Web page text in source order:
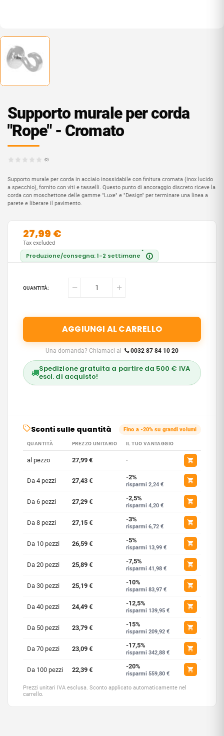
Supporto murale per corda
"Rope" - Cromato
(0)
Supporto murale per corda in acciaio inossidabile con finitura cromata (inox lucido
a specchio), fornito con viti e tasselli. Questo punto di ancoraggio discreto riceve la
corda con moschettone delle gamme "Luxe" e "Design" per terminare una linea a
parete e liberare il pavimento.
27,99 €
Produzione/consegna: 1-2 settimane *
i
Tax excluded
QUANTITÀ:
AGGIUNGI AL CARRELLO
Una domanda? Chiamaci al 0032 87 84 10 20
Spedizione gratuita a partire da 500 € IVA
escl. di acquisto!
Sconti sulle quantità Fino a -20% su grandi volumi
QUANTITÀ PREZZO UNITARIO IL TUO VANTAGGIO
al pezzo 27,99 € -
Da 4 pezzi 27,43 € -2%
risparmi 2,24 €
Da 6 pezzi 27,29 € -2,5%
risparmi 4,20 €
Da 8 pezzi 27,15 € -3%
risparmi 6,72 €
Da 10 pezzi 26,59 € -5%
risparmi 13,99 €
Da 20 pezzi 25,89 € -7,5%
risparmi 41,98 €
Da 30 pezzi 25,19 € -10%
risparmi 83,97 €
Da 40 pezzi 24,49 € -12,5%
risparmi 139,95 €
Da 50 pezzi 23,79 € -15%
risparmi 209,92 €
Da 70 pezzi 23,09 € -17,5%
risparmi 342,88 €
Da 100 pezzi 22,39 € -20%
risparmi 559,80 €
Prezzi unitari IVA esclusa. Sconto applicato automaticamente nel
carrello.